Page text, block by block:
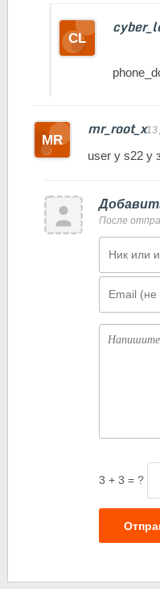
mr_root_x13
user у s22 у
После
3 + 3 = ?